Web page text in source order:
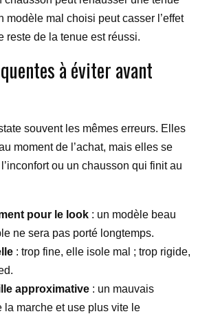
modèle mal choisi peut casser l’effet
reste de la tenue est réussi.
à éviter avant
souvent les mêmes erreurs. Elles
moment de l’achat, mais elles se
ou un chausson qui finit au
pour le look : un modèle beau
ne sera pas porté longtemps.
: trop fine, elle isole mal ; trop rigide,
approximative : un mauvais
la marche et use plus vite le